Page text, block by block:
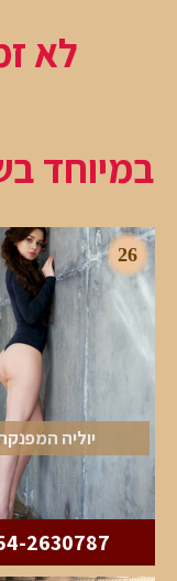
לא
במיוחד
26
יוליה
2630787